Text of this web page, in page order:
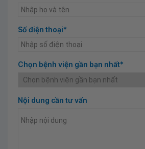
Số điện thoại*
Chọn bệnh viện gần bạn nhất*
Nội dung cần tư vấn